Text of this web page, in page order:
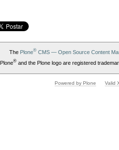
The Plone®CMS — Open Source Content
Plone®and the Plone logo are registered
Powered by Plone Valid